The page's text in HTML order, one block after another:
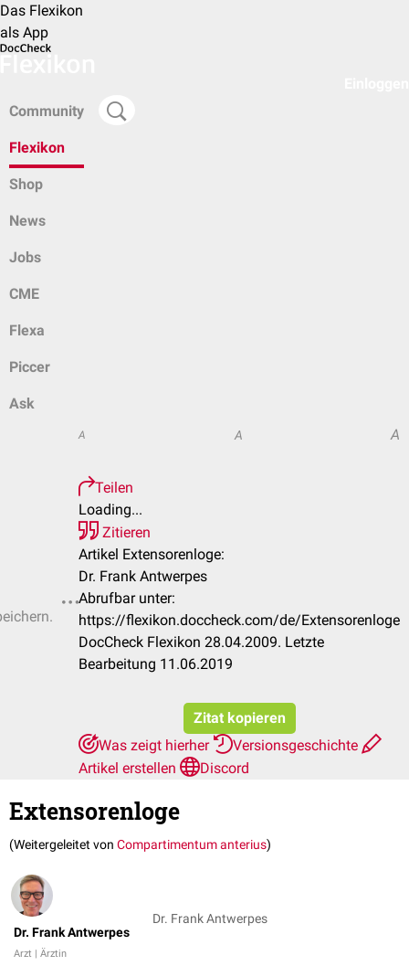
Das Flexikon
als App
Community
Flexikon
Shop
News
Jobs
CME
Flexa
Piccer
Ask
A A A
Teilen
Loading...
Zitieren
Artikel Extensorenloge:
Dr. Frank Antwerpes
Abrufbar unter:
https://flexikon.doccheck.com/de/Extensorenloge
DocCheck Flexikon 28.04.2009. Letzte
Bearbeitung 11.06.2019
Zitat kopieren
Was zeigt hierher
Versionsgeschichte
Artikel erstellen
Discord
Extensorenloge
(Weitergeleitet von Compartimentum anterius)
Dr. Frank Antwerpes
Arzt | Ärztin
Dr. Frank Antwerpes